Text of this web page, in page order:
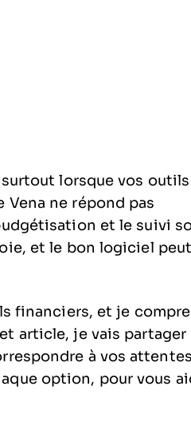
lorsque vos outils
Vena ne répond pas
et le suivi
et le bon logiciel
financiers, et je
article, je vais partager
à vos
option, pour vous